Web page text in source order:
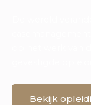
De wereld
op het werk van
Bekijk